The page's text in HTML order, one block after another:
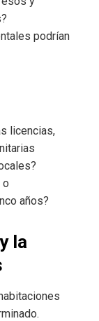
podrían
licencias,
o
años?
la